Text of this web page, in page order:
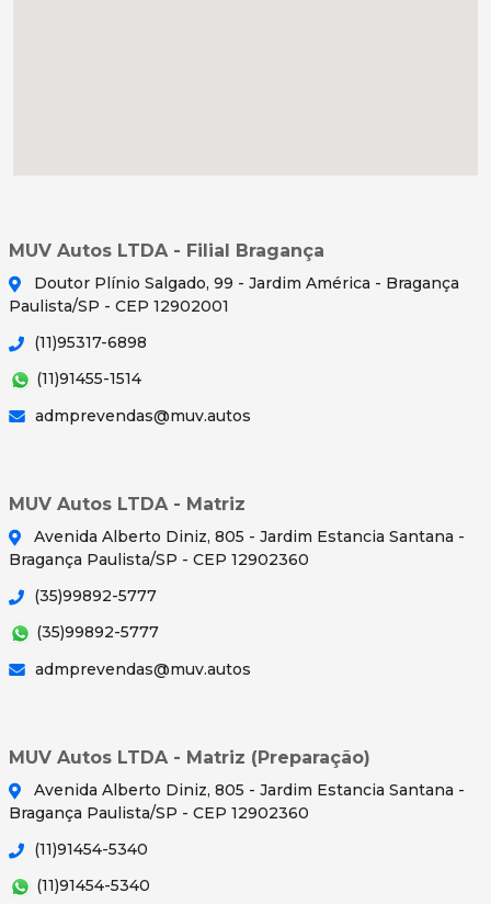
MUV Autos LTDA - Filial Bragança
Doutor Plínio Salgado, 99 - Jardim América - Bragança
Paulista/SP - CEP 12902001
(11)95317-6898
(11)91455-1514
admprevendas@muv.autos
MUV Autos LTDA - Matriz
Avenida Alberto Diniz, 805 - Jardim Estancia Santana -
Bragança Paulista/SP - CEP 12902360
(35)99892-5777
(35)99892-5777
admprevendas@muv.autos
MUV Autos LTDA - Matriz (Preparação)
Avenida Alberto Diniz, 805 - Jardim Estancia Santana -
Bragança Paulista/SP - CEP 12902360
(11)91454-5340
(11)91454-5340